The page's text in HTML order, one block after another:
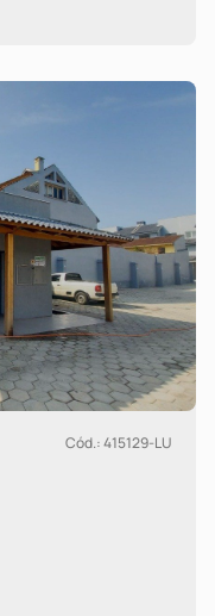
Cód.: 415129-LU